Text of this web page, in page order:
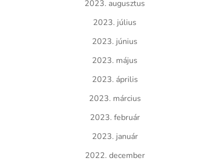
2023. augusztus
2023. július
2023. június
2023. május
2023. április
2023. március
2023. február
2023. január
2022. december